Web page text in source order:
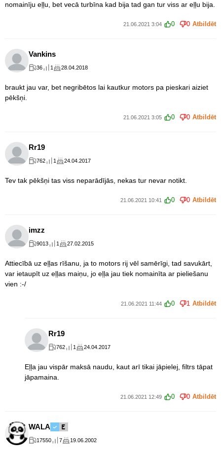
nomainīju eļļu, bet vecā turbīna kad bija tad gan tur viss ar eļļu bija.
21.06.2021 3:04 0 0 Atbildēt
Vankins
36 1 28.04.2018
braukt jau var, bet negribētos lai kautkur motors pa pieskari aiziet
pēkšņi.
21.06.2021 3:05 0 0 Atbildēt
Rr19
762 1 24.04.2017
Tev tak pēkšņi tas viss neparādījās, nekas tur nevar notikt.
21.06.2021 10:41 0 0 Atbildēt
imzz
9013 1 27.02.2015
Attiecībā uz eļļas rīšanu, ja to motors rij vēl samērīgi, tad savukārt,
var ietaupīt uz eļļas maiņu, jo eļļa jau tiek nomainīta ar pieliešanu
vien :-/
21.06.2021 11:44 0 1 Atbildēt
Rr19
762 1 24.04.2017
Eļļa jau vispār maksā naudu, kaut arī tikai jāpielej, filtrs tāpat
jāpamaina.
21.06.2021 12:49 0 0 Atbildēt
WALA
17550 7 19.06.2002